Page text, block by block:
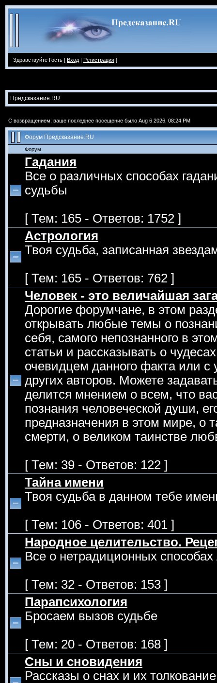
Здравствуйте Гость [ Вход | Регистрация ]
Предсказание.RU
С возвращением; ваше последнее посещение было Aug 6 2026, 08:24 PM
Форум Предсказание.RU
Форум
Гадания
Все о различных способах
судьбы
[ Тем: 165 - Ответов: 1752 ]
Астрология
Твоя судьба, записанная
[ Тем: 165 - Ответов: 762 ]
Человек - это величайшая
Дорогие форумчане, в этом
открывать любые темы о
себя, самого непознанного в
статьи и рассказывать о
очевидцем данного факта или с
других авторов. Можете
делится мнением о всем, что
познания человеческой души,
предназначения в этом мире, о
смерти, о великом таинстве
[ Тем: 39 - Ответов: 122 ]
Тайна имени
Твоя судьба в данном тебе
[ Тем: 106 - Ответов: 401 ]
Народное целительство.
Все о нетрадиционных способах
[ Тем: 32 - Ответов: 153 ]
Парапсихология
Бросаем вызов судьбе
[ Тем: 20 - Ответов: 168 ]
Сны и сновидения
Рассказы о снах и их